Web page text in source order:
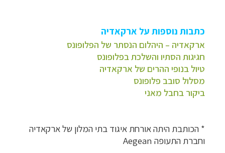
כתבות נוספות על ארקאדיה
ארקאדיה – היהלום הנסתר של הפלופונס
חגיגות הסתיו והשלכת בפלופונס
טיול בנופי ההרים של ארקאדיה
מסלול סובב פלופונס
ביקור בחבל מאני
* הכותבת היתה אורחת איגוד בתי המלון של ארקאדיה
וחברת התעופה Aegean